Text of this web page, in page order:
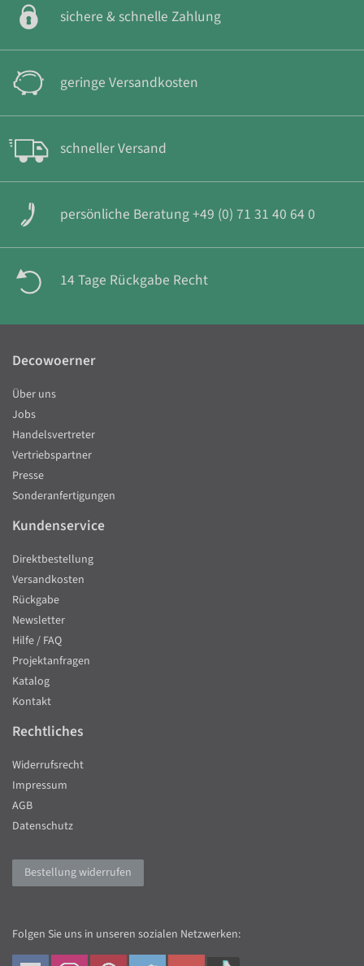
sichere & schnelle Zahlung
geringe Versandkosten
schneller Versand
persönliche Beratung +49 (0) 71 31 40 64 0
14 Tage Rückgabe Recht
Decowoerner
Über uns
Jobs
Handelsvertreter
Vertriebspartner
Presse
Sonderanfertigungen
Kundenservice
Direktbestellung
Versandkosten
Rückgabe
Newsletter
Hilfe / FAQ
Projektanfragen
Katalog
Kontakt
Rechtliches
Widerrufsrecht
Impressum
AGB
Datenschutz
Bestellung widerrufen
Folgen Sie uns in unseren sozialen Netzwerken: